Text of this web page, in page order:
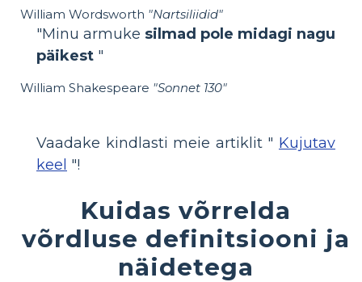
William Wordsworth "Nartsiliidid"
"Minu armuke silmad pole midagi nagu
päikest "
William Shakespeare "Sonnet 130"
Vaadake kindlasti meie artiklit " Kujutav
keel "!
Kuidas võrrelda
võrdluse definitsiooni ja
näidetega